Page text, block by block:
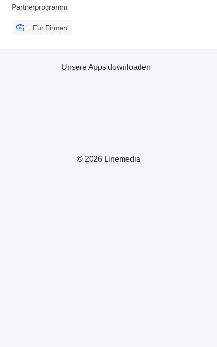
Partnerprogramm
Für Firmen
© 2026 Linemedia
Unsere Apps downloaden